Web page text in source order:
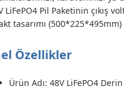
LiFePO4 Pil Paketinin çıkış
tasarımı
Özellikler
Ürün Adı: 48V LiFePO4